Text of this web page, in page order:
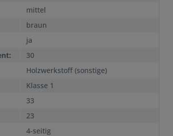
mittel
braun
ja
30
Holzwerkstoff (sonstige)
Klasse 1
33
23
4-seitig